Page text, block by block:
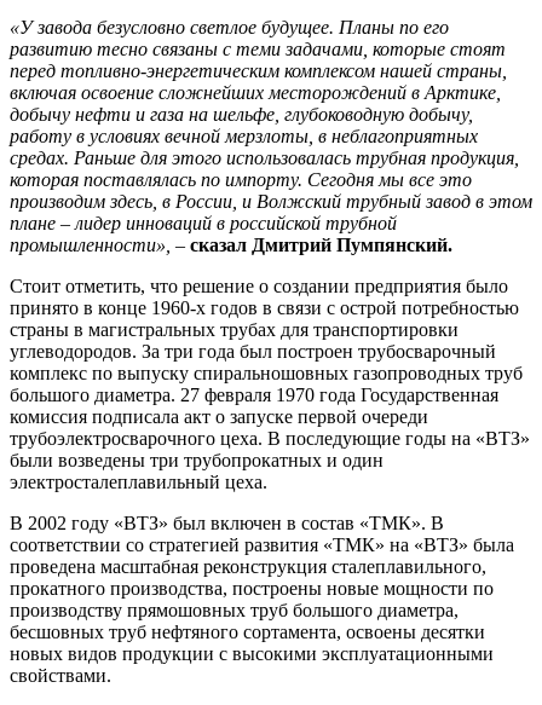
«У завода безусловно светлое будущее. Планы по его
развитию тесно связаны с теми задачами, которые стоят
перед топливно-энергетическим комплексом нашей страны,
включая освоение сложнейших месторождений в Арктике,
добычу нефти и газа на шельфе, глубоководную добычу,
работу в условиях вечной мерзлоты, в неблагоприятных
средах. Раньше для этого использовалась трубная продукция,
которая поставлялась по импорту. Сегодня мы все это
производим здесь, в России, и Волжский трубный завод в этом
плане – лидер инноваций в российской трубной
промышленности», – сказал Дмитрий Пумпянский.
Стоит отметить, что решение о создании предприятия было
принято в конце 1960-х годов в связи с острой потребностью
страны в магистральных трубах для транспортировки
углеводородов. За три года был построен трубосварочный
комплекс по выпуску спиральношовных газопроводных труб
большого диаметра. 27 февраля 1970 года Государственная
комиссия подписала акт о запуске первой очереди
трубоэлектросварочного цеха. В последующие годы на «ВТЗ»
были возведены три трубопрокатных и один
электросталеплавильный цеха.
В 2002 году «ВТЗ» был включен в состав «ТМК». В
соответствии со стратегией развития «ТМК» на «ВТЗ» была
проведена масштабная реконструкция сталеплавильного,
прокатного производства, построены новые мощности по
производству прямошовных труб большого диаметра,
бесшовных труб нефтяного сортамента, освоены десятки
новых видов продукции с высокими эксплуатационными
свойствами.